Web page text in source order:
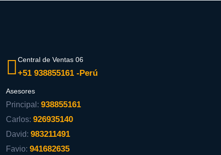
Central de Ventas 06
+51 938855161 -Perú
Asesores
Principal: 938855161
Carlos: 926935140
David: 983211491
Favio: 941682635